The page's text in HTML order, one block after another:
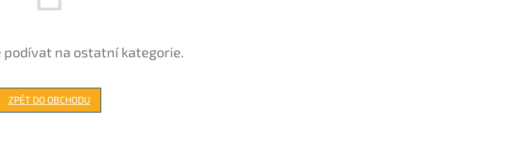
podívat na ostatní kategorie.
ZPĚT DO OBCHODU